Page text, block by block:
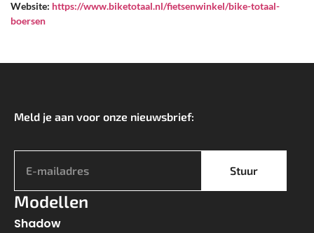
Website: https://www.biketotaal.nl/fietsenwinkel/bike-totaal-
boersen
Meld je aan voor onze nieuwsbrief:
Stuur
Modellen
Shadow